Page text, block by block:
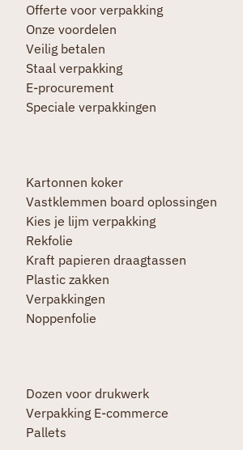
Offerte voor verpakking
Onze voordelen
Veilig betalen
Staal verpakking
E-procurement
Speciale verpakkingen
Kartonnen koker
Vastklemmen board oplossingen
Kies je lijm verpakking
Rekfolie
Kraft papieren draagtassen
Plastic zakken
Verpakkingen
Noppenfolie
Dozen voor drukwerk
Verpakking E-commerce
Pallets